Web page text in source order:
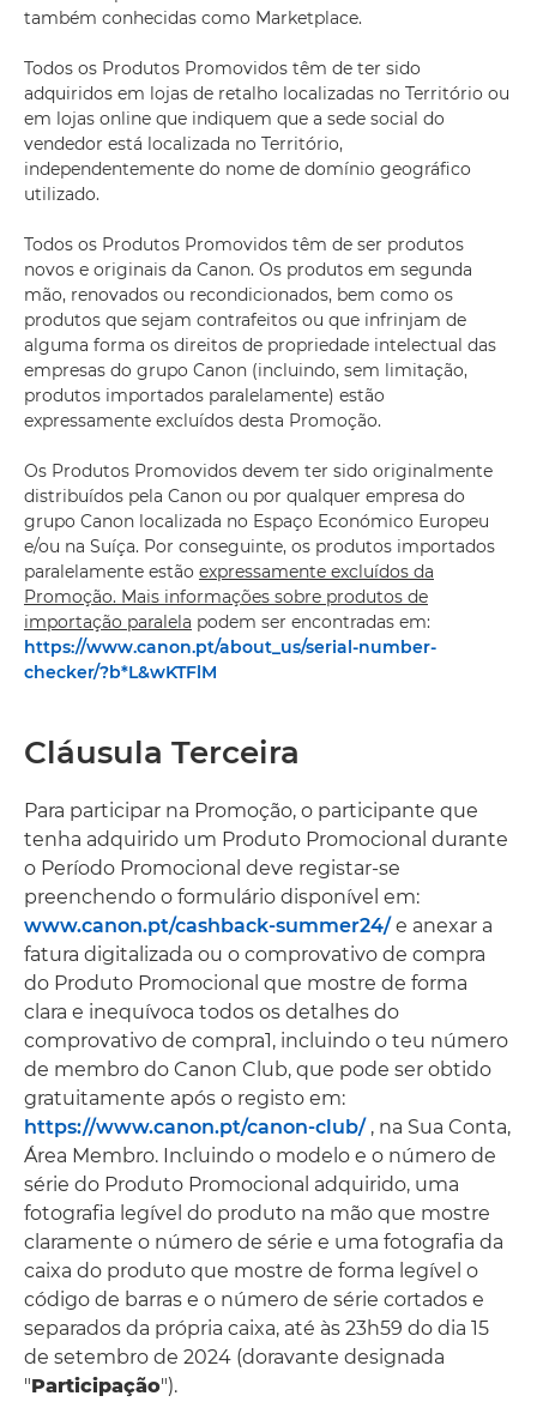
também conhecidas como Marketplace.
Todos os Produtos Promovidos têm de ter sido
adquiridos em lojas de retalho localizadas no Território ou
em lojas online que indiquem que a sede social do
vendedor está localizada no Território,
independentemente do nome de domínio geográfico
utilizado.
Todos os Produtos Promovidos têm de ser produtos
novos e originais da Canon. Os produtos em segunda
mão, renovados ou recondicionados, bem como os
produtos que sejam contrafeitos ou que infrinjam de
alguma forma os direitos de propriedade intelectual das
empresas do grupo Canon (incluindo, sem limitação,
produtos importados paralelamente) estão
expressamente excluídos desta Promoção.
Os Produtos Promovidos devem ter sido originalmente
distribuídos pela Canon ou por qualquer empresa do
grupo Canon localizada no Espaço Económico Europeu
e/ou na Suíça. Por conseguinte, os produtos importados
paralelamente estão expressamente excluídos da
Promoção. Mais informações sobre produtos de
importação paralela podem ser encontradas em:
https://www.canon.pt/about_us/serial-number-
checker/?b*L&wKTFlM
Cláusula Terceira
Para participar na Promoção, o participante que
tenha adquirido um Produto Promocional durante
o Período Promocional deve registar-se
preenchendo o formulário disponível em:
www.canon.pt/cashback-summer24/e anexar a
fatura digitalizada ou o comprovativo de compra
do Produto Promocional que mostre de forma
clara e inequívoca todos os detalhes do
comprovativo de compra1, incluindo o teu número
de membro do Canon Club, que pode ser obtido
gratuitamente após o registo em:
https://www.canon.pt/canon-club/, na Sua Conta,
Área Membro. Incluindo o modelo e o número de
série do Produto Promocional adquirido, uma
fotografia legível do produto na mão que mostre
claramente o número de série e uma fotografia da
caixa do produto que mostre de forma legível o
código de barras e o número de série cortados e
separados da própria caixa, até às 23h59 do dia 15
de setembro de 2024 (doravante designada
"Participação").